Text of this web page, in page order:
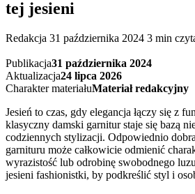
tej jesieni
Redakcja 31 października 2024 3 min
Publikacja31 października 2024
Aktualizacja24 lipca 2026
Charakter materiałuMateriał redakcyjny
Jesień to czas, gdy elegancja łączy się z
klasyczny damski garnitur staje się bazą
codziennych stylizacji. Odpowiednio
garnituru może całkowicie odmienić
wyrazistość lub odrobinę swobodnego
jesieni fashionistki, by podkreślić styl i